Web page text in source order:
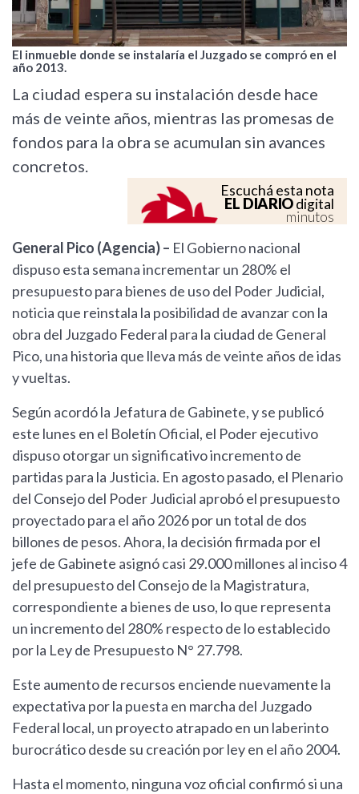
El inmueble donde se instalaría el Juzgado se compró en el
año 2013.
La ciudad espera su instalación desde hace
más de veinte años, mientras las promesas de
fondos para la obra se acumulan sin avances
concretos.
Escuchá esta nota
EL DIARIOdigital
minutos
General Pico (Agencia) – El Gobierno nacional
dispuso esta semana incrementar un 280% el
presupuesto para bienes de uso del Poder Judicial,
noticia que reinstala la posibilidad de avanzar con la
obra del Juzgado Federal para la ciudad de General
Pico, una historia que lleva más de veinte años de idas
y vueltas.
Según acordó la Jefatura de Gabinete, y se publicó
este lunes en el Boletín Oficial, el Poder ejecutivo
dispuso otorgar un significativo incremento de
partidas para la Justicia. En agosto pasado, el Plenario
del Consejo del Poder Judicial aprobó el presupuesto
proyectado para el año 2026 por un total de dos
billones de pesos. Ahora, la decisión firmada por el
jefe de Gabinete asignó casi 29.000 millones al inciso 4
del presupuesto del Consejo de la Magistratura,
correspondiente a bienes de uso, lo que representa
un incremento del 280% respecto de lo establecido
por la Ley de Presupuesto N° 27.798.
Este aumento de recursos enciende nuevamente la
expectativa por la puesta en marcha del Juzgado
Federal local, un proyecto atrapado en un laberinto
burocrático desde su creación por ley en el año 2004.
Hasta el momento, ninguna voz oficial confirmó si una